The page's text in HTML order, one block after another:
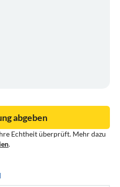
Echtheit überprüft. Mehr dazu
.
abgeben